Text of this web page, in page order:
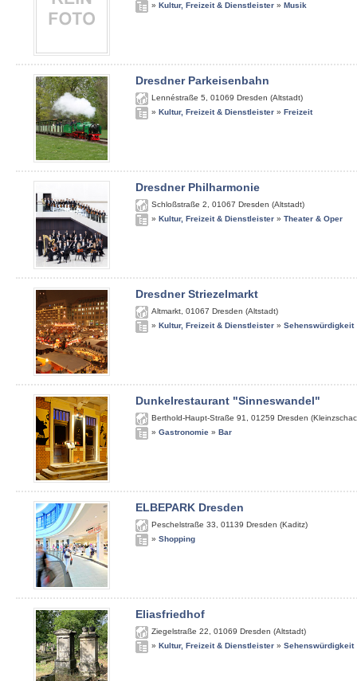
» Kultur, Freizeit & Dienstleister » Musik
Dresdner Parkeisenbahn
Lennéstraße 5 01069 Dresden (Altstadt)
» Kultur, Freizeit & Dienstleister » Freizeit
Dresdner Philharmonie
Schloßstraße 2 01067 Dresden (Altstadt)
» Kultur, Freizeit & Dienstleister » Theater & Oper
Dresdner Striezelmarkt
Altmarkt 01067 Dresden (Altstadt)
» Kultur, Freizeit & Dienstleister » Sehenswürdigkeit
Dunkelrestaurant "Sinneswandel"
Berthold-Haupt-Straße 91 01259 Dresden
» Gastronomie » Bar
ELBEPARK Dresden
Peschelstraße 33 01139 Dresden (Kaditz)
» Shopping
Eliasfriedhof
Ziegelstraße 22 01069 Dresden (Altstadt)
» Kultur, Freizeit & Dienstleister » Sehenswürdigkeit